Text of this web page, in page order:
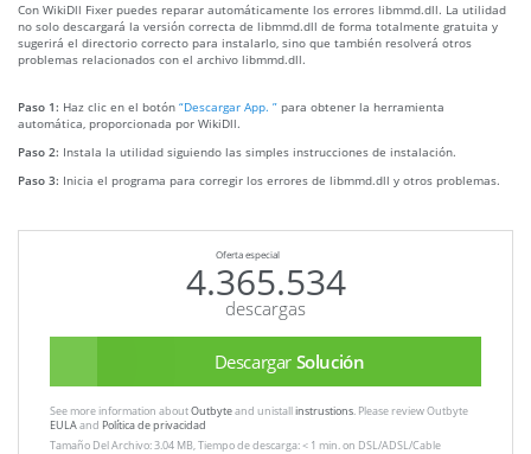
Con WikiDll Fixer puedes reparar automáticamente los errores libmmd.dll. La utilidad
no solo descargará la versión correcta de libmmd.dll de forma totalmente gratuita y
sugerirá el directorio correcto para instalarlo, sino que también resolverá otros
problemas relacionados con el archivo libmmd.dll.
Paso 1: Haz clic en el botón “Descargar App. ” para obtener la herramienta
automática, proporcionada por WikiDll.
Paso 2: Instala la utilidad siguiendo las simples instrucciones de instalación.
Paso 3: Inicia el programa para corregir los errores de libmmd.dll y otros problemas.
Oferta especial
4.365.534
descargas
Descargar Solución
See more information aboutOutbyteand unistallinstrustions. Please review Outbyte
EULAand Política de privacidad
Tamaño Del Archivo: 3.04 MB, Tiempo de descarga: < 1 min. on DSL/ADSL/Cable